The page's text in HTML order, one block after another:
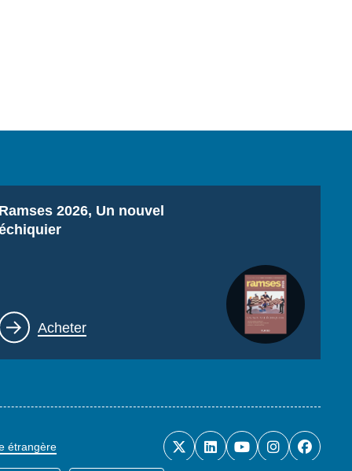
Titre
Ramses 2026, Un nouvel
Lien
Acheter
étrangère